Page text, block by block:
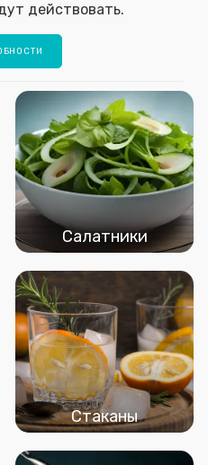
действовать.
Салатники
Стаканы